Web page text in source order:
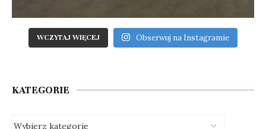
WCZYTAJ WIĘCEJ Obserwuj na Instagramie
KATEGORIE